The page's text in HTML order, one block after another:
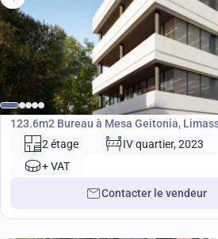
725 000
Bureau
123.6m2 Bureau à Mesa Geitonia,
2 étage
IV quartier, 2023
+ VAT
Contacter le vendeur